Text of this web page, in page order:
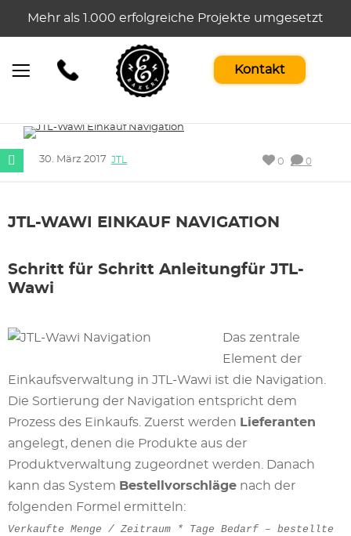
Mehr als 1.000 erfolgreiche Projekte umgesetzt
Kontakt
30. März 2017 JTL 0
0
JTL-WAWI EINKAUF NAVIGATION
Schritt für Schritt Anleitungfür JTL-
Wawi
Das zentrale
Element der
Einkaufsverwaltung in JTL-Wawi ist die Navigation.
Die Sortierung der Navigation entspricht dem
Prozess des Einkaufs. Zuerst werden Lieferanten
angelegt, denen die Produkte aus der
Produktverwaltung zugeordnet werden. Danach
kann das System Bestellvorschläge nach der
folgenden Formel ermitteln:
Verkaufte Menge / Zeitraum * Tage Bedarf – bestellte